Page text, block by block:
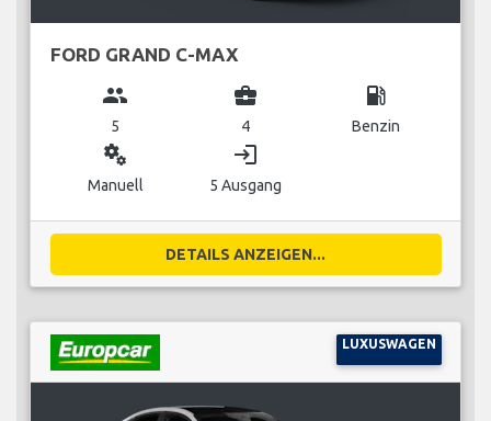
FORD GRAND C-MAX
group
5
business_center
4
local_gas_station
Benzin
miscellaneous_services
Manuell
login
5 Ausgang
DETAILS ANZEIGEN...
LUXUSWAGEN